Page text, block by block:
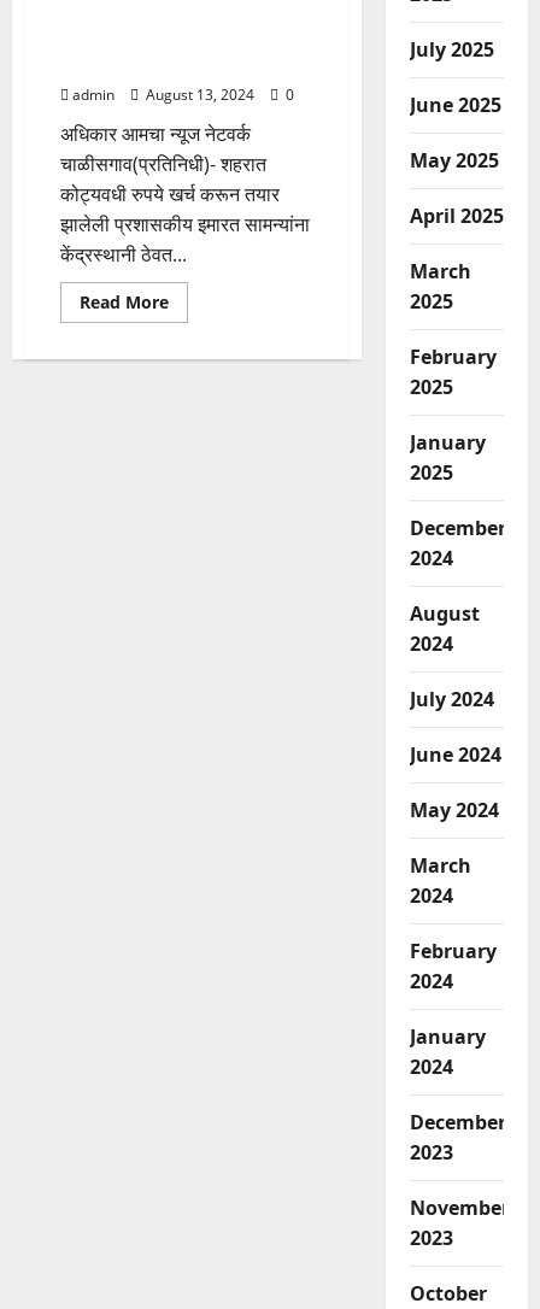
एकदिवस
वैद्यकीय
सेवा
बंद….
admin August 13, 2024 0
अधिकार आमचा न्यूज नेटवर्क
चाळीसगाव(प्रतिनिधी)- शहरात
कोट्यवधी रुपये खर्च करून तयार
झालेली प्रशासकीय इमारत सामन्यांना
केंद्रस्थानी ठेवत...
Read MoreRead
more
July 2025
June 2025
May 2025
April 2025
March
2025
February
2025
January
2025
December
2024
August
2024
July 2024
June 2024
May 2024
March
2024
February
2024
January
2024
December
2023
November
2023
October